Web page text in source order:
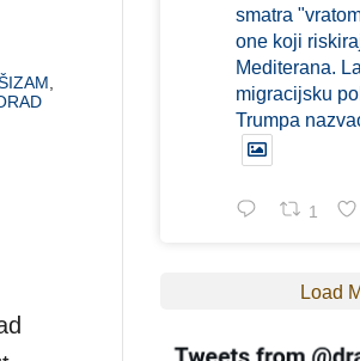
smatra
one koji
Mediterana.
migracijsku
Trumpa
1
Load